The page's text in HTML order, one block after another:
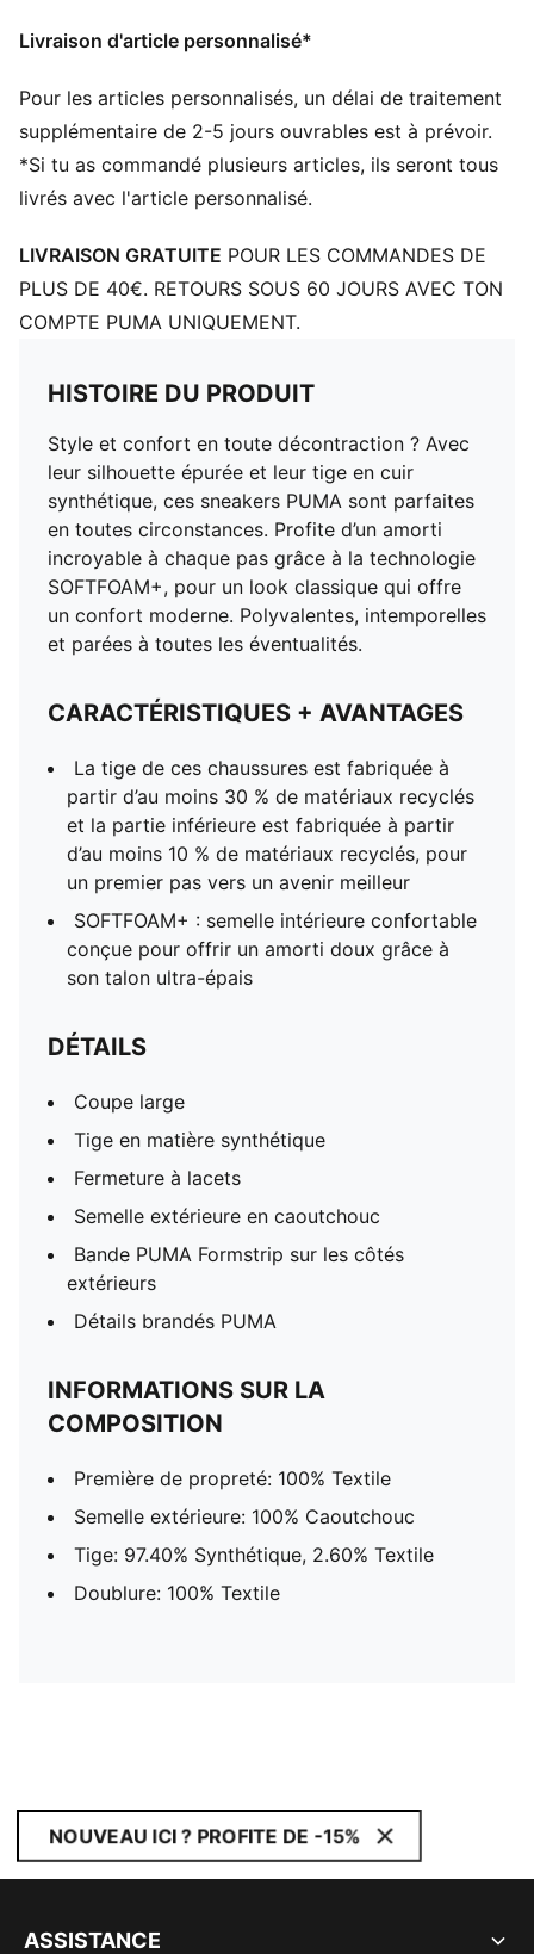
Coupe large
Fermeture à lacets
Semelle extérieure en caoutchouc
Bande PUMA Formstrip sur les côtés extérieurs
Détails brandés PUMA
Livraison d'article personnalisé*
Pour les articles personnalisés, un délai de traitement
supplémentaire de 2-5 jours ouvrables est à prévoir.
*Si tu as commandé plusieurs articles, ils seront tous
livrés avec l'article personnalisé.
LIVRAISON GRATUITE POUR LES COMMANDES DE
PLUS DE 40€. RETOURS SOUS 60 JOURS AVEC TON
COMPTE PUMA UNIQUEMENT.
HISTOIRE DU PRODUIT
Style et confort en toute décontraction ? Avec
leur silhouette épurée et leur tige en cuir
synthétique, ces sneakers PUMA sont parfaites
en toutes circonstances. Profite d’un amorti
incroyable à chaque pas grâce à la technologie
SOFTFOAM+, pour un look classique qui offre
un confort moderne. Polyvalentes, intemporelles
et parées à toutes les éventualités.
CARACTÉRISTIQUES + AVANTAGES
La tige de ces chaussures est fabriquée à
partir d’au moins 30 % de matériaux recyclés
et la partie inférieure est fabriquée à partir
d’au moins 10 % de matériaux recyclés, pour
un premier pas vers un avenir meilleur
SOFTFOAM+ : semelle intérieure confortable
conçue pour offrir un amorti doux grâce à
son talon ultra-épais
DÉTAILS
Coupe large
Tige en matière synthétique
Fermeture à lacets
Semelle extérieure en caoutchouc
Bande PUMA Formstrip sur les côtés
extérieurs
Détails brandés PUMA
INFORMATIONS SUR LA
COMPOSITION
Première de propreté: 100% Textile
Semelle extérieure: 100% Caoutchouc
Tige: 97.40% Synthétique, 2.60% Textile
Doublure: 100% Textile
NOUVEAU ICI ? PROFITE DE -15%
ASSISTANCE